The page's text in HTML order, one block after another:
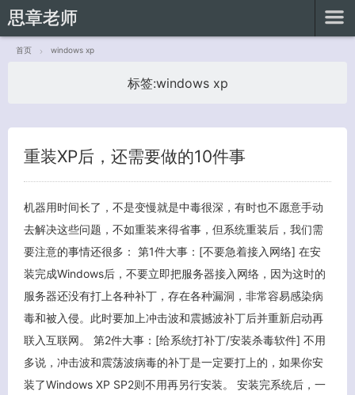
思章老师
首页 windows xp
标签:windows xp
重装XP后，还需要做的10件事
机器用时间长了，不是变慢就是中毒很深，有时也不愿意手动
去解决这些问题，不如重装来得省事，但系统重装后，我们需
要注意的事情还很多： 第1件大事：[不要急着接入网络] 在安
装完成Windows后，不要立即把服务器接入网络，因为这时的
服务器还没有打上各种补丁，存在各种漏洞，非常容易感染病
毒和被入侵。此时要加上冲击波和震撼波补丁后并重新启动再
联入互联网。 第2件大事：[给系统打补丁/安装杀毒软件] 不用
多说，冲击波和震荡波病毒的补丁是一定要打上的，如果你安
装了Windows XP SP2则不用再另行安装。 安装完系统后，一
关闭弹窗